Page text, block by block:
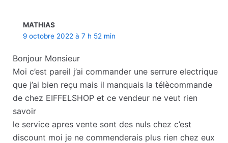
MATHIAS
9 octobre 2022 à 7 h 52 min
Bonjour Monsieur
Moi c’est pareil j’ai commander une serrure electrique
que j’ai bien reçu mais il manquais la télècommande
de chez EIFFELSHOP et ce vendeur ne veut rien
savoir
le service apres vente sont des nuls chez c’est
discount moi je ne commenderais plus rien chez eux